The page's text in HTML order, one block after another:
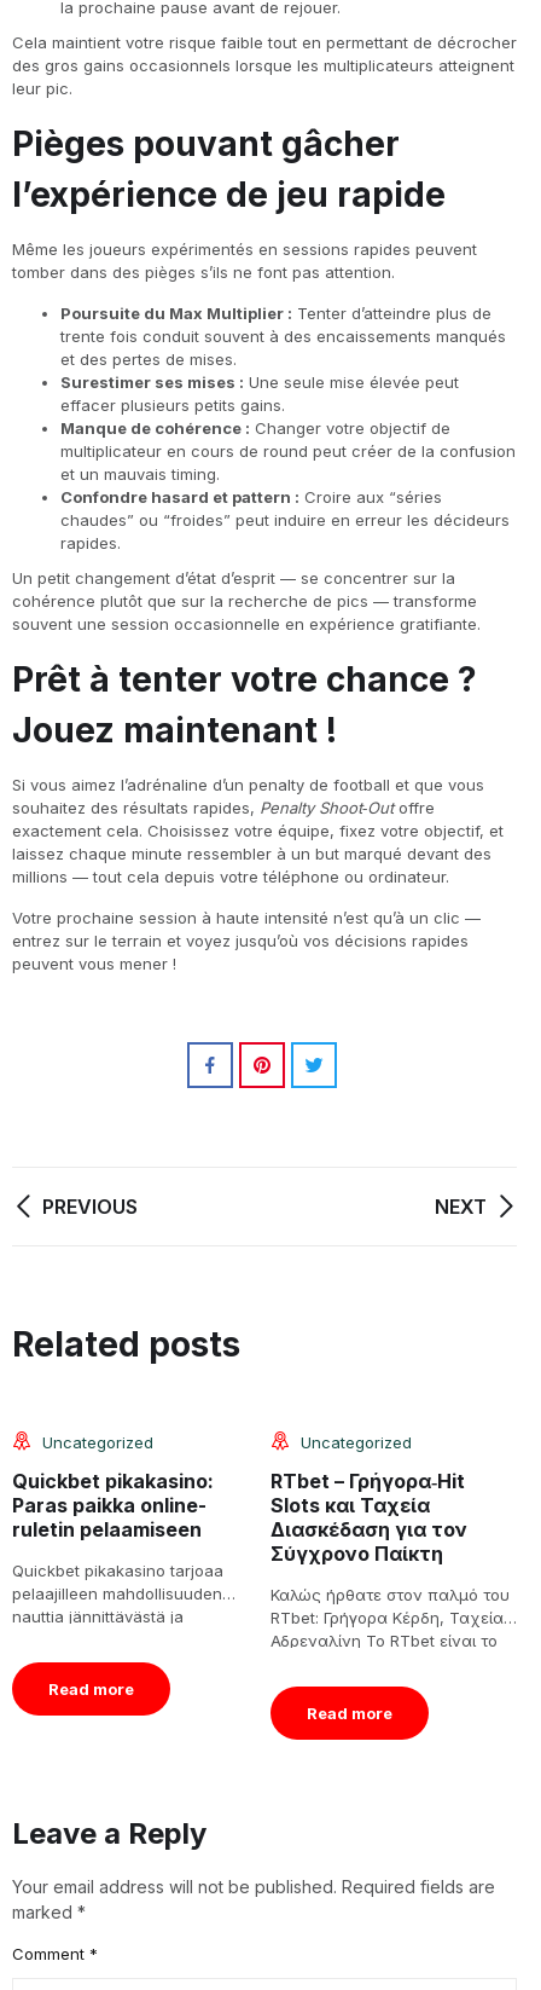
la prochaine pause avant de rejouer.
Cela maintient votre risque faible tout en permettant de décrocher
des gros gains occasionnels lorsque les multiplicateurs atteignent
leur pic.
Pièges pouvant gâcher
l’expérience de jeu rapide
Même les joueurs expérimentés en sessions rapides peuvent
tomber dans des pièges s’ils ne font pas attention.
Poursuite du Max Multiplier : Tenter d’atteindre plus de
trente fois conduit souvent à des encaissements manqués
et des pertes de mises.
Surestimer ses mises : Une seule mise élevée peut
effacer plusieurs petits gains.
Manque de cohérence : Changer votre objectif de
multiplicateur en cours de round peut créer de la confusion
et un mauvais timing.
Confondre hasard et pattern : Croire aux “séries
chaudes” ou “froides” peut induire en erreur les décideurs
rapides.
Un petit changement d’état d’esprit — se concentrer sur la
cohérence plutôt que sur la recherche de pics — transforme
souvent une session occasionnelle en expérience gratifiante.
Prêt à tenter votre chance ?
Jouez maintenant !
Si vous aimez l’adrénaline d’un penalty de football et que vous
souhaitez des résultats rapides, Penalty Shoot‑Outoffre
exactement cela. Choisissez votre équipe, fixez votre objectif, et
laissez chaque minute ressembler à un but marqué devant des
millions — tout cela depuis votre téléphone ou ordinateur.
Votre prochaine session à haute intensité n’est qu’à un clic —
entrez sur le terrain et voyez jusqu’où vos décisions rapides
peuvent vous mener !
PREVIOUS NEXT
Related posts
08
Jun
Uncategorized
Quickbet pikakasino:
Paras paikka online-
ruletin pelaamiseen
Quickbet pikakasino tarjoaa
pelaajilleen mahdollisuuden
nauttia jännittävästä ja
Tässä artikkelissa
tarkastelemme tarkemmin
Quickbet pikakasinon
Read more
Uncategorized
RTbet – Γρήγορα‑Hit
Slots και Ταχεία
Διασκέδαση για τον
Σύγχρονο Παίκτη
Καλώς ήρθατε στον παλμό του
RTbet: Γρήγορα Κέρδη, Ταχεία
Αδρεναλίνη Το RTbet είναι το
Read more
Leave a Reply
Your email address will not be published. Required fields are
marked *
Comment *